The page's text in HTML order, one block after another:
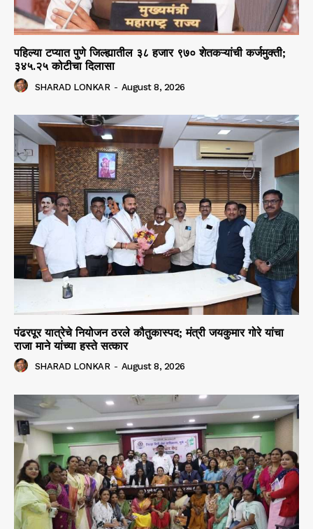
पहिल्या टप्यात पुणे जिल्ह्यातील ३८ हजार ९७० शेतकऱ्यांची कर्जमुक्ती;
३४५.२५ कोटीचा दिलासा
SHARAD LONKAR - August 8, 2026
पंढरपूर यात्रेचे नियोजन ठरले कौतुकास्पद; मंत्री जयकुमार गोरे यांचा
राजा माने यांच्या हस्ते सत्कार
SHARAD LONKAR - August 8, 2026